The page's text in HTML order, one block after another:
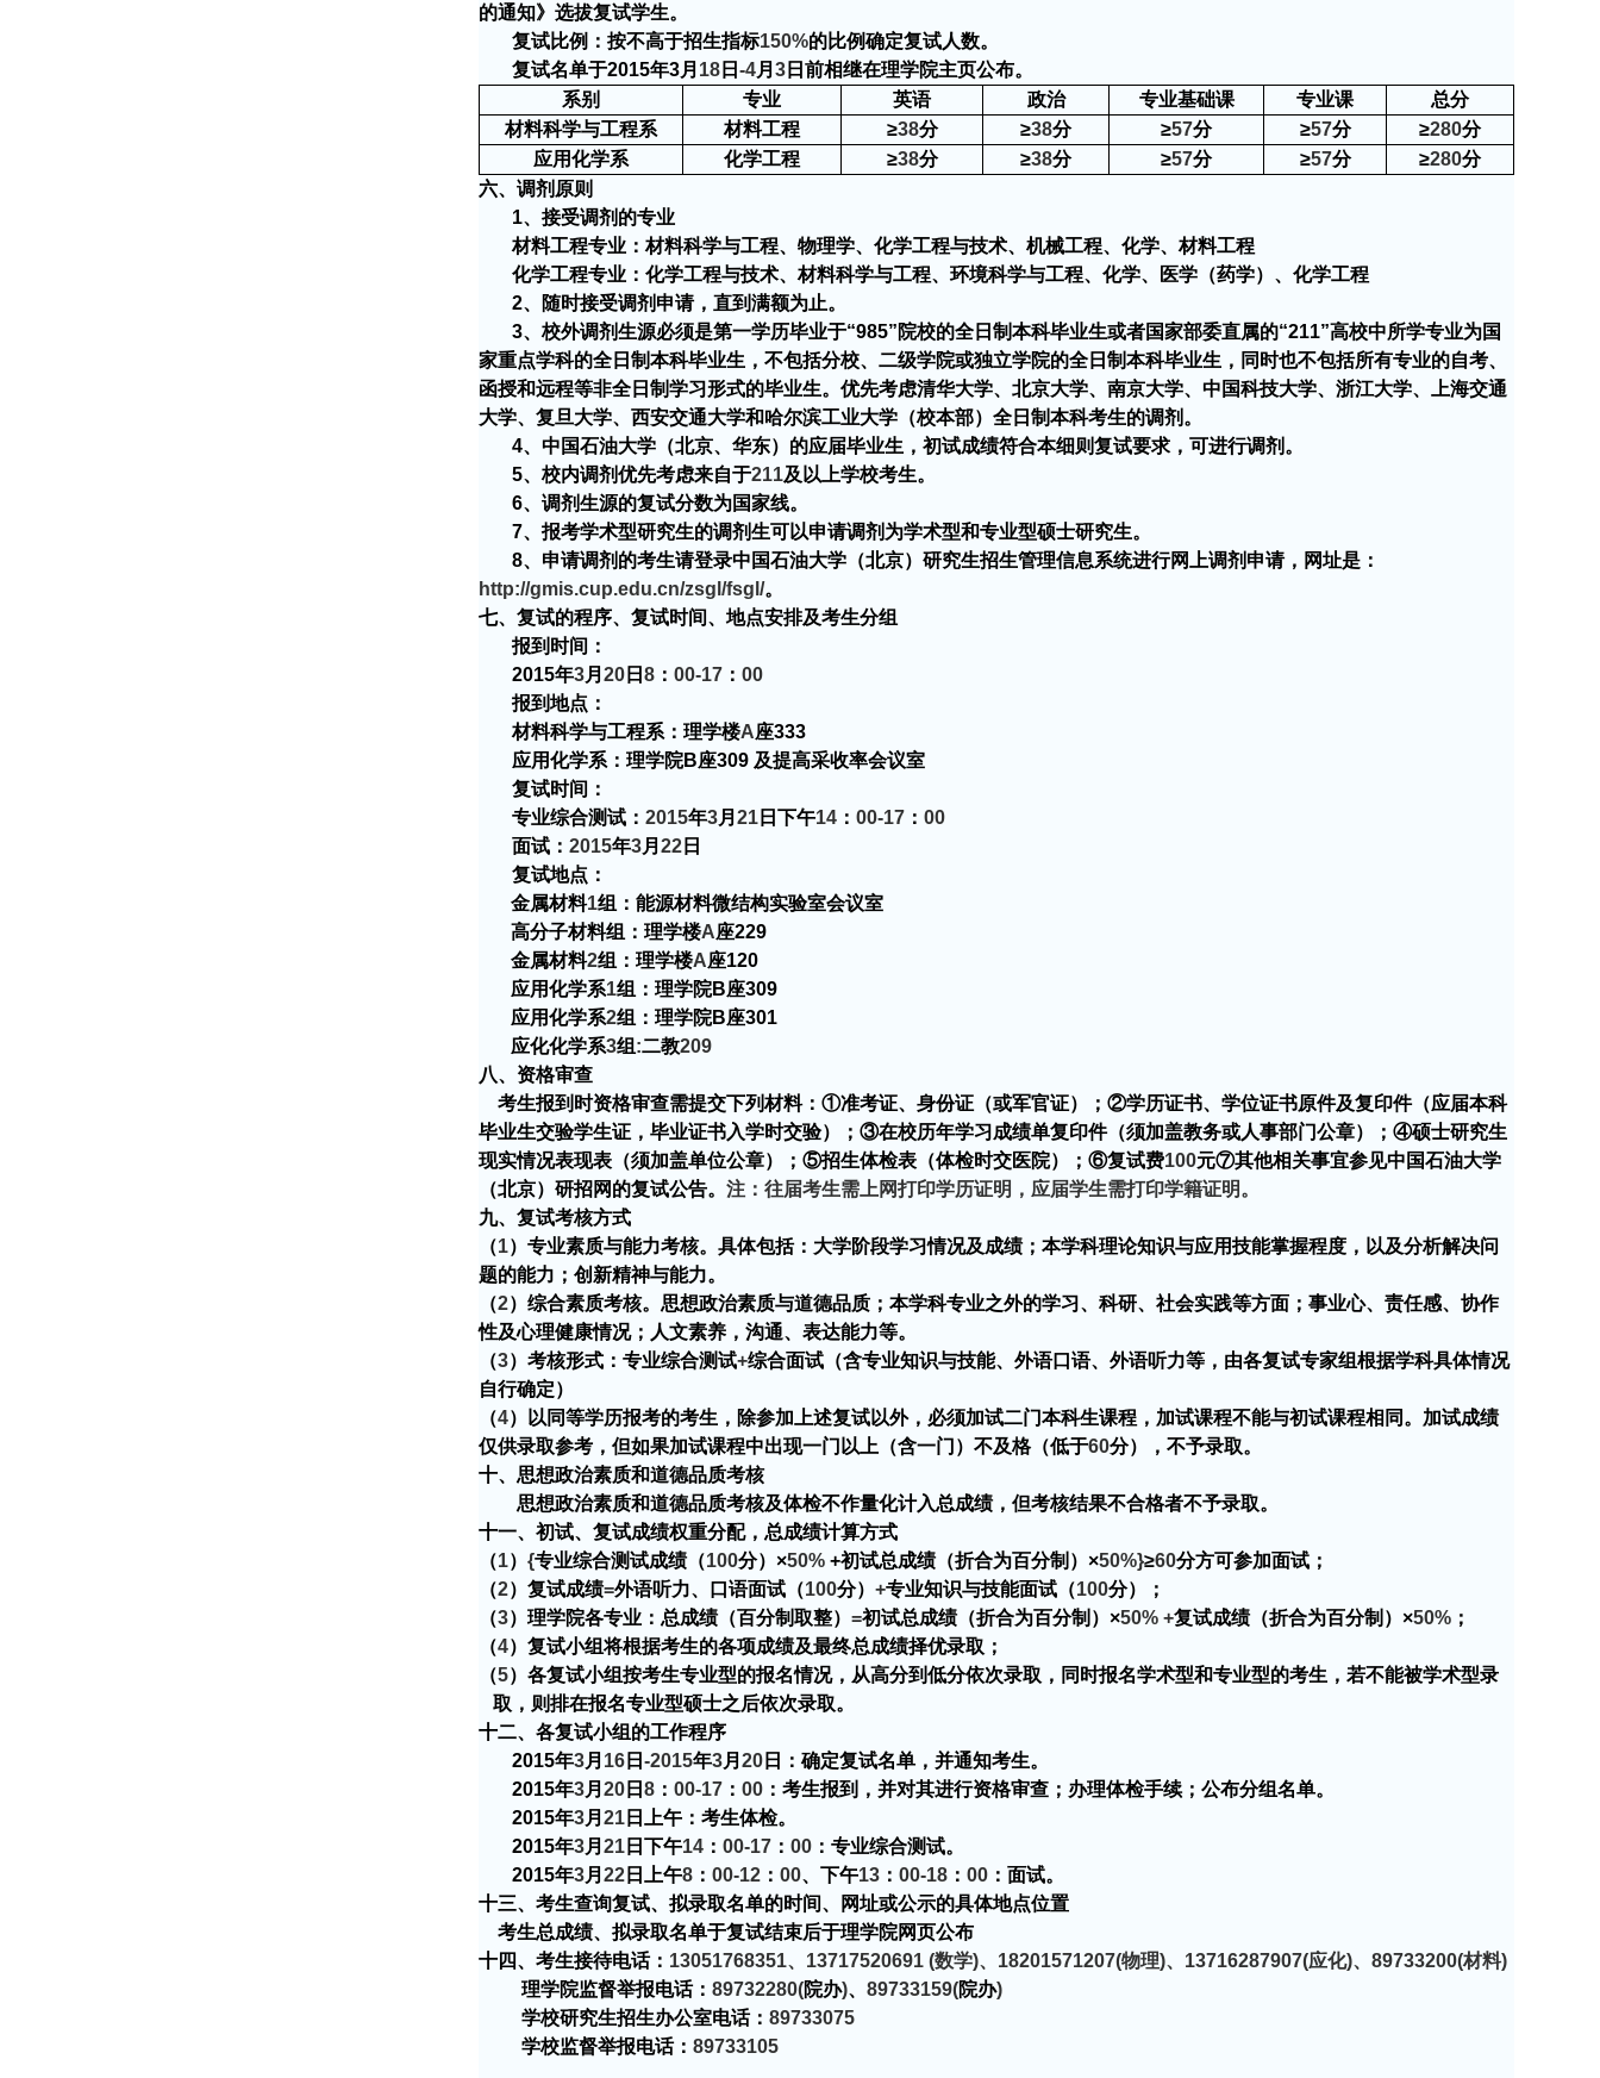
的通知》选拔复试学生。
复试比例：按不高于招生指标150%的比例确定复试人数。
复试名单于2015年3月 18 日 -4月 3 日前相继在理学院主页公布。
系别
专业 英语 政治 专业基础课 专业课
总分
材料科学与工程系
材料工程 ≥38分 ≥38分 ≥57分 ≥57分 ≥280分
应用化学系
化学工程 ≥38分 ≥38分 ≥57分 ≥57分 ≥280分
六、调剂原则
1、接受调剂的专业
材料工程专业：材料科学与工程、物理学、化学工程与技术、机械工程、化学、材料工程
化学工程专业：化学工程与技术、材料科学与工程、环境科学与工程、化学、医学（药学）、化学工程
2、随时接受调剂申请，直到满额为止。
3、校外调剂生源必须是第一学历毕业于“985”院校的全日制本科毕业生或者国家部委直属的“211”高校中所学专业为国
家重点学科的全日制本科毕业生，不包括分校、二级学院或独立学院的全日制本科毕业生，同时也不包括所有专业的自考、
函授和远程等非全日制学习形式的毕业生。优先考虑清华大学、北京大学、南京大学、中国科技大学、浙江大学、上海交通
大学、复旦大学、西安交通大学和哈尔滨工业大学（校本部）全日制本科考生的调剂。
4、中国石油大学（北京、华东）的应届毕业生，初试成绩符合本细则复试要求，可进行调剂。
5、 校内调剂优先考虑来自于211及以上学校考生。
6、调剂生源的复试分数为国家线。
7、报考学术型研究生的调剂生可以申请调剂为学术型和专业型硕士研究生。
8、申请调剂的考生请登录中国石油大学（北京）研究生招生管理信息系统进行网上调剂申请，网址是：
http://gmis.cup.edu.cn/zsgl/fsgl/。
七、复试的程序、复试时间、地点安排及考生分组
报到时间：
2015年3月 20 日 8 ： 00-17 ： 00
报到地点：
材料科学与工程系： 理学楼A座333
应用化学系：理学院B座309 及提高采收率会议室
复试时间：
专业综合测试： 2015年3月 21 日下午14 ： 00-17 ： 00
面试： 2015年3月 22 日
复试地点：
金属材料1组：能源材料微结构实验室会议室
高分子材料组： 理学楼A座229
金属材料2组： 理学楼A座120
应用化学系1组： 理学院B座309
应用化学系2组： 理学院B座301
应化化学系3组 :二教209
八、资格审查
考生报到时资格审查需提交下列材料：①准考证、身份证（或军官证）；②学历证书、学位证书原件及复印件（应届本科
毕业生交验学生证，毕业证书入学时交验）；③在校历年学习成绩单复印件（须加盖教务或人事部门公章）；④硕士研究生
现实情况表现表（须加盖单位公章）；⑤招生体检表（体检时交医院）；⑥复试费100元⑦其他相关事宜参见中国石油大学
（北京）研招网的复试公告。 注：往届考生需上网打印学历证明，应届学生需打印学籍证明。
九、复试考核方式
（1）专业素质与能力考核。具体包括：大学阶段学习情况及成绩；本学科理论知识与应用技能掌握程度，以及分析解决问
题的能力；创新精神与能力。
（2）综合素质考核。思想政治素质与道德品质；本学科专业之外的学习、科研、社会实践等方面；事业心、责任感、协作
性及心理健康情况；人文素养，沟通、表达能力等。
（3）考核形式：专业综合测试+综合面试（含专业知识与技能、外语口语、外语听力等，由各复试专家组根据学科具体情况
自行确定）
（4）以同等学历报考的考生，除参加上述复试以外，必须加试二门本科生课程，加试课程不能与初试课程相同。加试成绩
仅供录取参考，但如果加试课程中出现一门以上（含一门）不及格（低于60分），不予录取。
十、思想政治素质和道德品质考核
思想政治素质和道德品质考核及体检不作量化计入总成绩，但考核结果不合格者不予录取。
十一、初试、复试成绩权重分配，总成绩计算方式
（1） {专业综合测试成绩（100分） ×50% +初试总成绩（折合为百分制）×50%}≥60分方可参加面试；
（2）复试成绩=外语听力、口语面试（100分） +专业知识与技能面试（100分）；
（3）理学院各专业：总成绩（百分制取整） =初试总成绩（折合为百分制）×50% +复试成绩（折合为百分制）×50% ；
（4）复试小组将根据考生的各项成绩及最终总成绩择优录取；
（5）各复试小组按考生专业型的报名情况，从高分到低分依次录取，同时报名学术型和专业型的考生，若不能被学术型录
取，则排在报名专业型硕士之后依次录取。
十二、各复试小组的工作程序
2015年3月 16 日 -2015年3月 20 日：确定复试名单，并通知考生。
2015年3月 20 日 8 ： 00-17 ： 00 ：考生报到，并对其进行资格审查；办理体检手续；公布分组名单。
2015年3月 21 日上午：考生体检。
2015年3月 21 日下午14 ： 00-17 ： 00 ：专业综合测试。
2015年3月 22 日上午8 ： 00-12 ： 00、下午13 ： 00-18 ： 00 ：面试。
十三、考生查询复试、拟录取名单的时间、网址或公示的具体地点位置
考生总成绩、拟录取名单于复试结束后于理学院网页公布
十四、考生接待电话： 13051768351、 13717520691 (数学)、 18201571207(物理)、 13716287907(应化)、 89733200(材料)
理学院监督举报电话： 89732280(院办)、 89733159(院办)
学校研究生招生办公室电话： 89733075
学校监督举报电话： 89733105